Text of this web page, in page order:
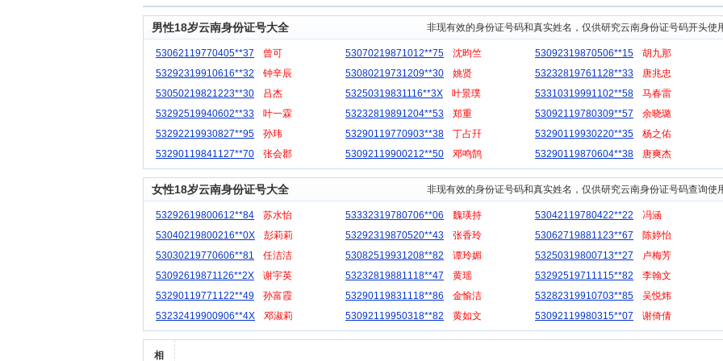
男性18岁云南身份证号大全 非现有效的身份证号码和真实姓名，仅供研究云南身份证号码开头使
53062119770405**37 曾可 53070219871012**75 沈昀竺 53092319870506**15
胡九那
53292319910616**32
钟辛辰 53080219731209**30 姚贤 53232819761128**33
唐兆忠
53050219821223**30
吕杰 53250319831116**3X 叶景璞 53310319991102**58
马春雷
53292519940602**33
叶一霖 53232819891204**53 郑重 53092119780309**57
余晓璐
53292219930827**95
孙玮 53290119770903**38 丁占幵 53290119930220**35
杨之佑
53290119841127**70
张会郡 53092119900212**50 邓鸣鹄 53290119870604**38 唐爽杰
女性18岁云南身份证号大全 非现有效的身份证号码和真实姓名，仅供研究云南身份证号码查询使
53292619800612**84 苏水怡 53332319780706**06 魏瑛持 53042119780422**22
冯涵
53040219800216**0X
彭莉莉 53292319870520**43 张香玲 53062719881123**67
陈婷怡
53030219770606**81
任洁洁 53082519931208**82 谭玲媚 53250319800713**27
卢梅芳
53092619871126**2X
谢宇英 53232819881118**47 黄瑶 53292519711115**82
李翰文
53290119771122**49
孙富霞 53290119831118**86 金愉洁 53282319910703**85
吴悦炜
53232419900906**4X
邓淑莉 53092119950318**82 黄如文 53092119980315**07 谢倚倩
相